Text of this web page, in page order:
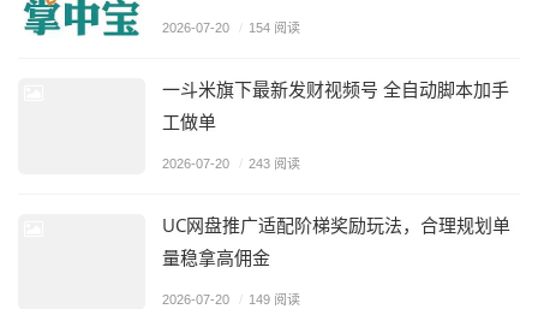
2026-07-20 / 154 阅读
一斗米旗下最新发财视频号 全自动脚本加手
工做单
2026-07-20 / 243 阅读
UC网盘推广适配阶梯奖励玩法，合理规划单
量稳拿高佣金
2026-07-20 / 149 阅读